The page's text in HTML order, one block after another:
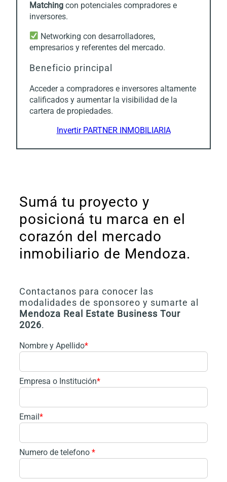
Matching con potenciales compradores e
inversores.
Networking con desarrolladores,
empresarios y referentes del mercado.
Beneficio principal
Acceder a compradores e inversores altamente
calificados y aumentar la visibilidad de la
cartera de propiedades.
Invertir PARTNER INMOBILIARIA
Sumá tu proyecto y
posicioná tu marca en el
corazón del mercado
inmobiliario de Mendoza.
Contactanos para conocer las
modalidades de sponsoreo y sumarte al
Mendoza Real Estate Business Tour
2026.
Nombre y Apellido*
Empresa o Institución*
Email*
Numero de telefono *